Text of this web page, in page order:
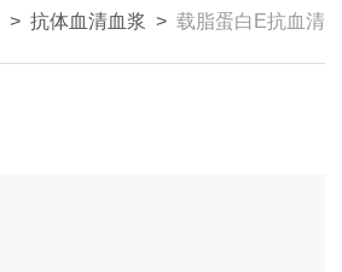
> 抗体血清血浆 > 载脂蛋白E抗血清